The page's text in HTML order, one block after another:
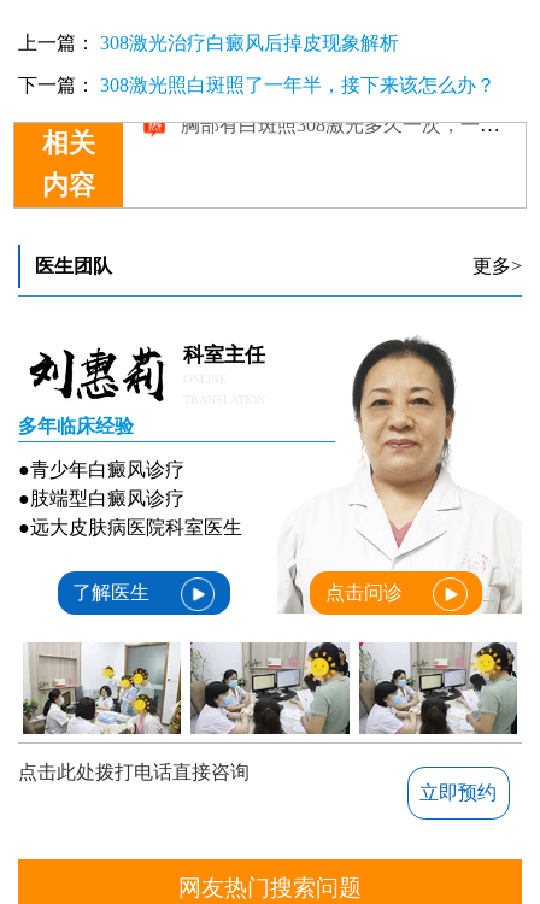
上一篇： 308激光治疗白癜风后掉皮现象解析
下一篇： 308激光照白斑照了一年半，接下来该怎么办？
相关
内容
儿童鼻子长白癜风只照308激光能控制住吗
医生团队 更多>
科室主任
多年临床经验
●青少年白癜风诊疗
●肢端型白癜风诊疗
●远大皮肤病医院科室医生
了解医生 点击问诊
点击此处拨打电话直接咨询
立即预约
网友热门搜索问题